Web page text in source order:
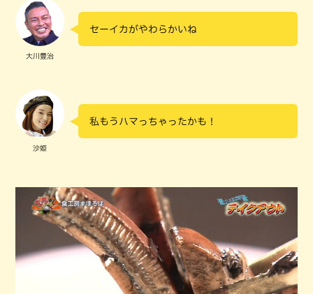
大川豊治
セーイカがやわらかいね
沙姫
私もうハマっちゃったかも！